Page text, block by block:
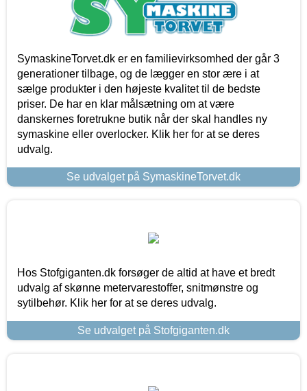
SymaskineTorvet.dk er en familievirksomhed der går 3
generationer tilbage, og de lægger en stor ære i at
sælge produkter i den højeste kvalitet til de bedste
priser. De har en klar målsætning om at være
danskernes foretrukne butik når der skal handles ny
symaskine eller overlocker. Klik her for at se deres
udvalg.
Se udvalget på SymaskineTorvet.dk
Hos Stofgiganten.dk forsøger de altid at have et bredt
udvalg af skønne metervarestoffer, snitmønstre og
sytilbehør. Klik her for at se deres udvalg.
Se udvalget på Stofgiganten.dk